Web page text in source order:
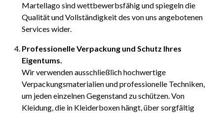
Martellago sind wettbewerbsfähig und spiegeln die
Qualität und Vollständigkeit des von uns angebotenen
Services wider.
Professionelle Verpackung und Schutz Ihres
Eigentums.
Wir verwenden ausschließlich hochwertige
Verpackungsmaterialien und professionelle Techniken,
um jeden einzelnen Gegenstand zu schützen. Von
Kleidung, die in Kleiderboxen hängt, über sorgfältig